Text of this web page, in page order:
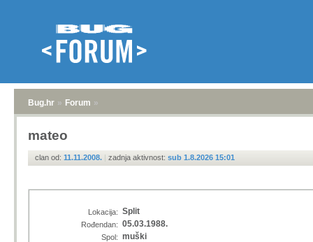
Bug.hr » Forum »
mateo
clan od: 11.11.2008. | zadnja aktivnost: sub 1.8.2026 15:01
Lokacija: Split
Rođendan: 05.03.1988.
Spol: muški